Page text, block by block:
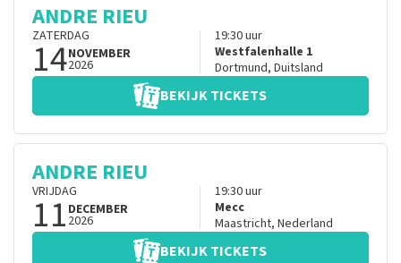
ANDRE RIEU
ZATERDAG
14NOVEMBER
2026
19:30uur
Westfalenhalle 1
Dortmund, Duitsland
BEKIJK TICKETS
ANDRE RIEU
VRIJDAG
11 DECEMBER
2026
19:30uur
Mecc
Maastricht, Nederland
BEKIJK TICKETS